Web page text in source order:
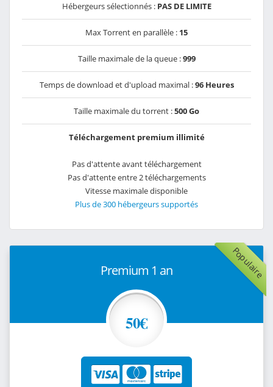
Hébergeurs sélectionnés : PAS DE LIMITE
Max Torrent en parallèle : 15
Taille maximale de la queue :999
Temps de download et d'upload maximal :96 Heures
Taille maximale du torrent :500 Go
Téléchargement premium illimité
Pas d'attente avant téléchargement
Pas d'attente entre 2 téléchargements
Vitesse maximale disponible
Plus de 300 hébergeurs supportés
Populaire
Premium 1 an
50€